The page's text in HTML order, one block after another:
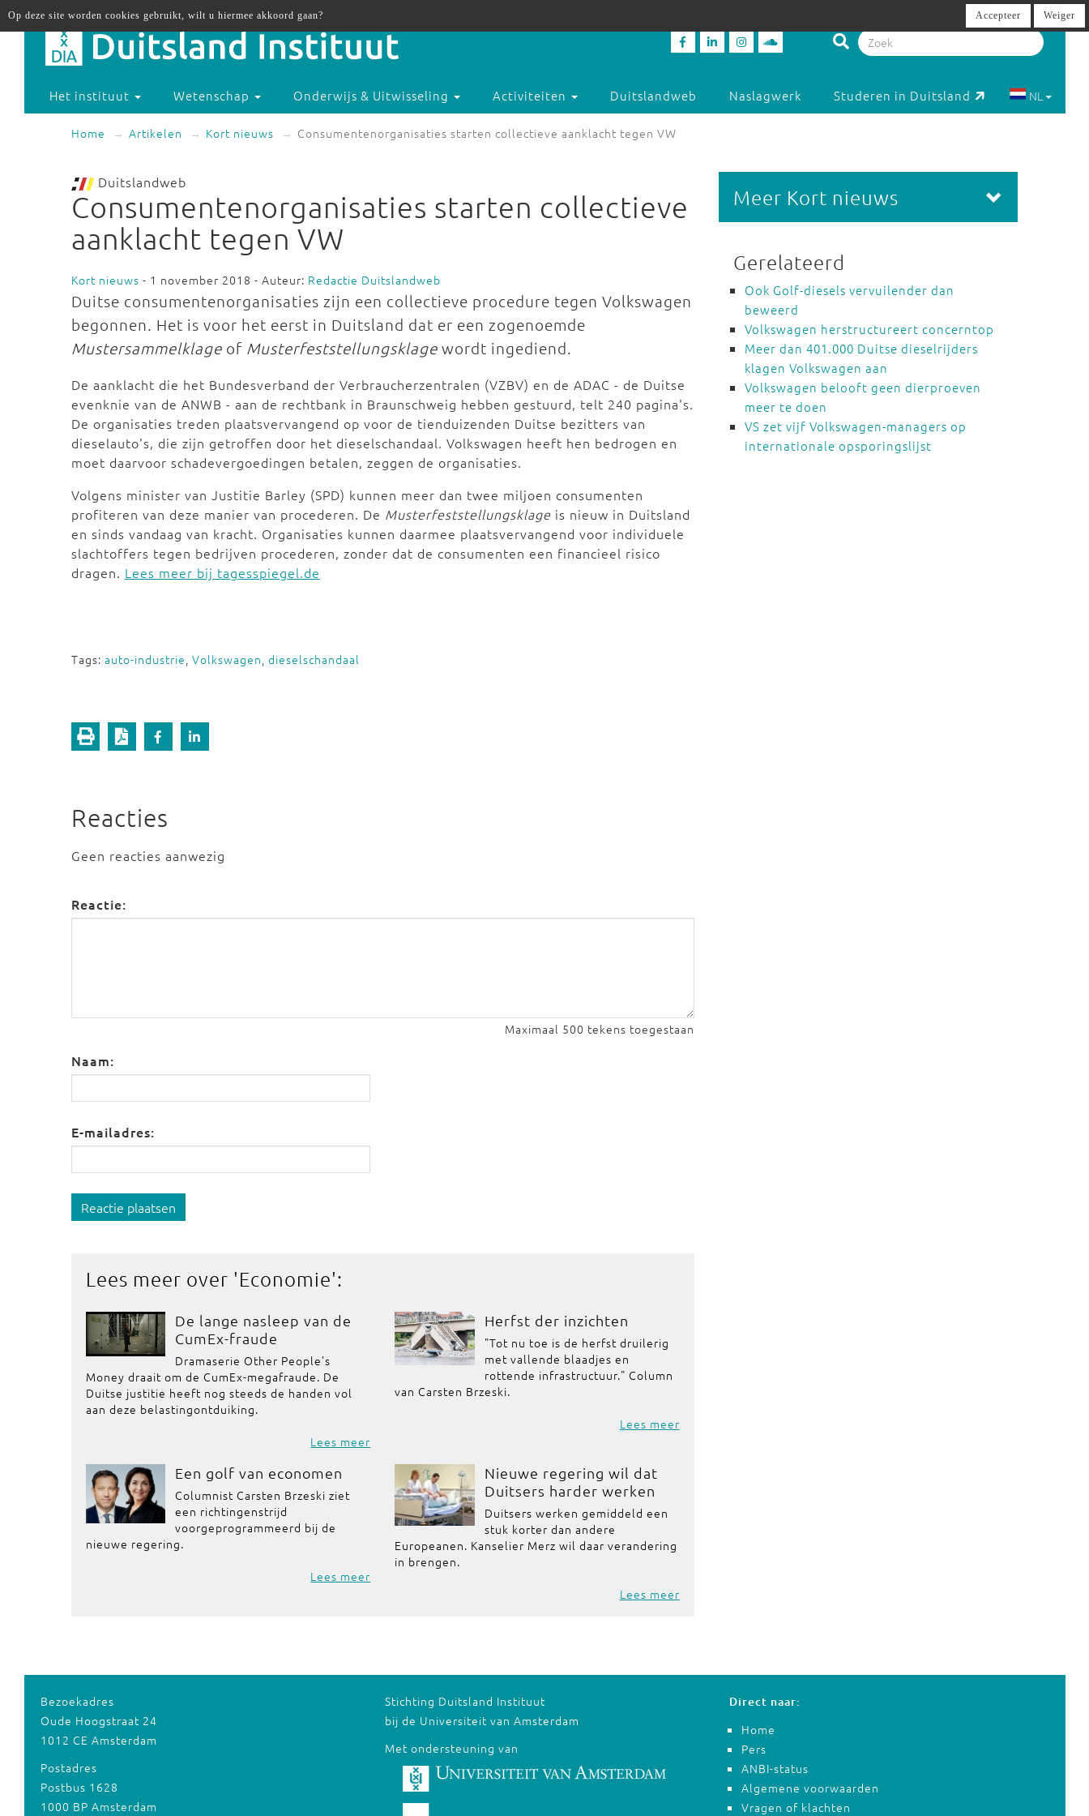
Het instituut Wetenschap Onderwijs & Uitwisseling Activiteiten Duitslandweb Naslagwerk Studeren in Duitsland NL
Home Artikelen Kort nieuws Consumentenorganisaties starten collectieve aanklacht tegen VW
Duitslandweb
Consumentenorganisaties starten collectieve
aanklacht tegen VW
Kort nieuws - 1 november 2018 - Auteur: Redactie Duitslandweb
Duitse consumentenorganisaties zijn een collectieve procedure tegen Volkswagen
begonnen. Het is voor het eerst in Duitsland dat er een zogenoemde
Mustersammelklage of Musterfeststellungsklage wordt ingediend.
De aanklacht die het Bundesverband der Verbraucherzentralen (VZBV) en de ADAC - de Duitse
evenknie van de ANWB - aan de rechtbank in Braunschweig hebben gestuurd, telt 240 pagina's.
De organisaties treden plaatsvervangend op voor de tienduizenden Duitse bezitters van
dieselauto's, die zijn getroffen door het dieselschandaal. Volkswagen heeft hen bedrogen en
moet daarvoor schadevergoedingen betalen, zeggen de organisaties.
Volgens minister van Justitie Barley (SPD) kunnen meer dan twee miljoen consumenten
profiteren van deze manier van procederen. De Musterfeststellungsklage is nieuw in Duitsland
en sinds vandaag van kracht. Organisaties kunnen daarmee plaatsvervangend voor individuele
slachtoffers tegen bedrijven procederen, zonder dat de consumenten een financieel risico
dragen. Lees meer bij tagesspiegel.de
Tags: auto-industrie, Volkswagen, dieselschandaal
Reacties
Geen reacties aanwezig
Reactie:
Maximaal 500 tekens toegestaan
Naam:
E-mailadres:
Reactie plaatsen
Lees meer over 'Economie':
De lange nasleep van de
CumEx-fraude
Dramaserie Other People's
Money draait om de CumEx-megafraude. De
Duitse justitie heeft nog steeds de handen vol
aan deze belastingontduiking.
Lees meer
Herfst der inzichten
"Tot nu toe is de herfst druilerig
met vallende blaadjes en
rottende infrastructuur." Column
van Carsten Brzeski.
Lees meer
Een golf van economen
Columnist Carsten Brzeski ziet
een richtingenstrijd
voorgeprogrammeerd bij de
nieuwe regering.
Lees meer
Nieuwe regering wil dat
Duitsers harder werken
Duitsers werken gemiddeld een
stuk korter dan andere
Europeanen. Kanselier Merz wil daar verandering
in brengen.
Lees meer
Meer Kort nieuws
Gerelateerd
Ook Golf-diesels vervuilender dan
beweerd
Volkswagen herstructureert concerntop
Meer dan 401.000 Duitse dieselrijders
klagen Volkswagen aan
Volkswagen belooft geen dierproeven
meer te doen
VS zet vijf Volkswagen-managers op
internationale opsporingslijst
Bezoekadres
Oude Hoogstraat 24
1012 CE Amsterdam
Postadres
Postbus 1628
1000 BP Amsterdam
Stichting Duitsland Instituut
bij de Universiteit van Amsterdam
Met ondersteuning van
Direct naar:
Home
Pers
ANBI-status
Algemene voorwaarden
Vragen of klachten
Op deze site worden cookies gebruikt, wilt u hiermee akkoord gaan? Accepteer Weiger